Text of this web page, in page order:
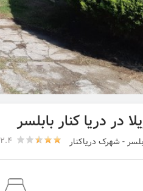
در دریا کنار بابلسر
- شهرک دریاکنار 2.4 امتیاز از تعداد 8 رای